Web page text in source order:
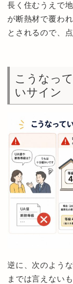
長く住むうえで
が断熱材で覆わ
とされるので、
こうなっ
いサイン
逆に、次のよう
までは言えない